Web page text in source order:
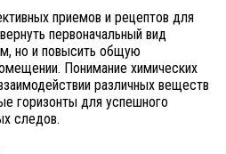
приемов и рецептов для
первоначальный вид
но и повысить общую
Понимание химических
различных веществ
горизонты для успешного
следов.